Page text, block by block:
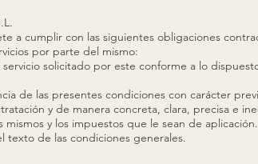
a cumplir con las siguientes obligaciones
por parte del mismo:
servicio solicitado por este conforme a lo
de las presentes condiciones con carácter
y de manera concreta, clara, precisa e
y los impuestos que le sean de aplicación.
texto de las condiciones generales.